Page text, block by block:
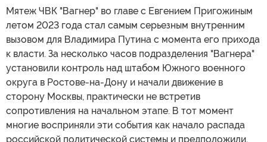
Мятеж ЧВК "Вагнер" во главе с Евгением Пригожиным
летом 2023 года стал самым серьезным внутренним
вызовом для Владимира Путина с момента его прихода
к власти. За несколько часов подразделения "Вагнера"
установили контроль над штабом Южного военного
округа в Ростове-на-Дону и начали движение в
сторону Москвы, практически не встретив
сопротивления на начальном этапе. В тот момент
многие восприняли эти события как начало распада
российской политической системы и предположили,